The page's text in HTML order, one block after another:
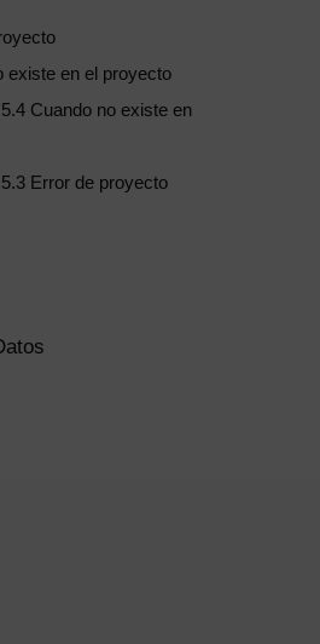
existe en el proyecto
5.4 Cuando no existe en
5.3 Error de proyecto